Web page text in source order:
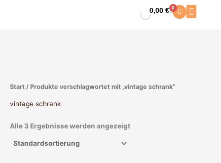
0,00€ 0
Warenkorb
Start / Produkte verschlagwortet mit „vintage schrank“
vintage schrank
Alle 3 Ergebnisse werden angezeigt